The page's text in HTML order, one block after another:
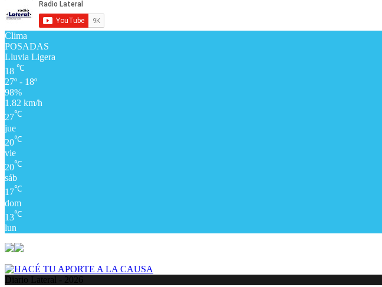
Clima
POSADAS
Lluvia Ligera
18 ℃
27º - 18º
98%
1.82 km/h
27℃
jue
20℃
vie
20℃
sáb
17℃
dom
13℃
lun
Diario Lateral - 2026